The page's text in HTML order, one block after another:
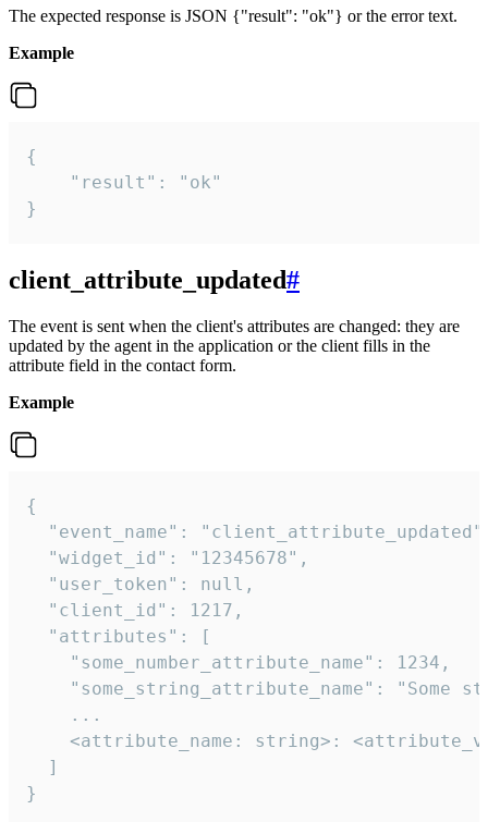
The expected response is JSON {"result": "ok"} or the error text.
Example
{
    "result": "ok"
}
client_attribute_updated#
The event is sent when the client's attributes are changed: they are
updated by the agent in the application or the client fills in the
attribute field in the contact form.
Example
{
"event_name":
  "widget_id": "12345678",
  "user_token": null,
  "client_id": 1217,
  "attributes": [
    "some_number_attribute_name": 1234,
"some_string_attribute_name": "Some
    ...
<attribute_name: string>:
  ]
}